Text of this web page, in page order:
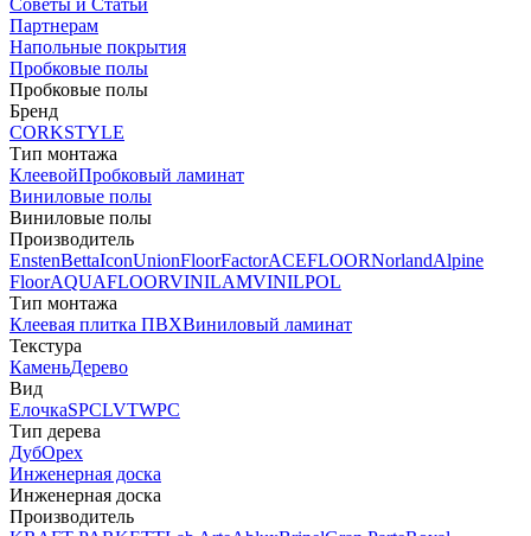
Советы и Статьи
Партнерам
Напольные покрытия
Пробковые полы
Пробковые полы
Бренд
CORKSTYLE
Тип монтажа
КлеевойПробковый ламинат
Виниловые полы
Виниловые полы
Производитель
EnstenBettaIconUnionFloorFactorACEFLOORNorlandAlpine
FloorAQUAFLOORVINILAMVINILPOL
Тип монтажа
Клеевая плитка ПВХВиниловый ламинат
Текстура
КаменьДерево
Вид
ЕлочкаSPCLVTWPC
Тип дерева
ДубОрех
Инженерная доска
Инженерная доска
Производитель